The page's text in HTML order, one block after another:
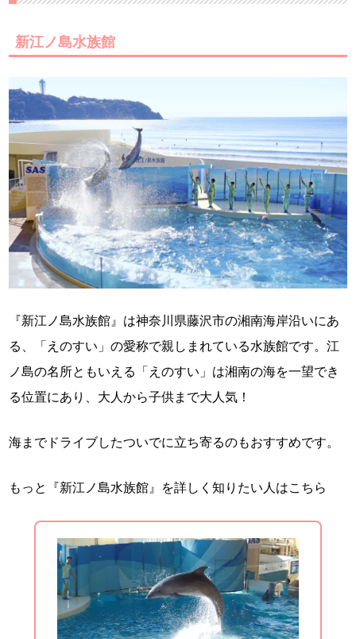
新江ノ島水族館
『新江ノ島水族館』は神奈川県藤沢市の湘南海岸沿いにあ
る、「えのすい」の愛称で親しまれている水族館です。江
ノ島の名所ともいえる「えのすい」は湘南の海を一望でき
る位置にあり、大人から子供まで大人気！
海までドライブしたついでに立ち寄るのもおすすめです。
もっと『新江ノ島水族館』を詳しく知りたい人はこちら